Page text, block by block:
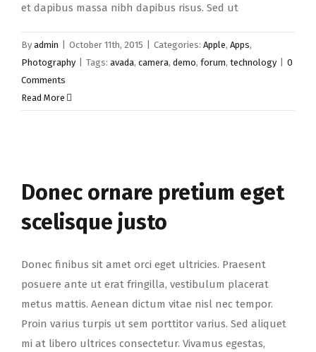
et dapibus massa nibh dapibus risus. Sed ut
By admin October 11th, 2015 Categories: Apple, Apps,
Photography
Tags: avada, camera, demo, forum, technology
0
Comments
Read More
Donec ornare pretium eget
scelisque justo
Donec finibus sit amet orci eget ultricies. Praesent
posuere ante ut erat fringilla, vestibulum placerat
metus mattis. Aenean dictum vitae nisl nec tempor.
Proin varius turpis ut sem porttitor varius. Sed aliquet
mi at libero ultrices consectetur. Vivamus egestas,